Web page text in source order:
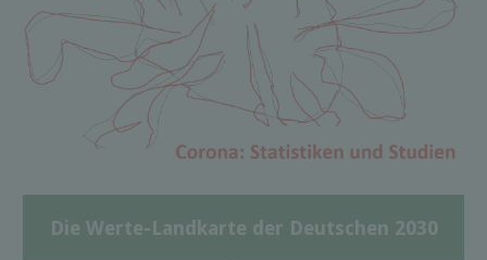
Die Werte-Landkarte der Deutschen 2030